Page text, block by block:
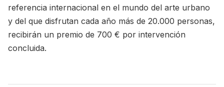
referencia internacional en el mundo del arte urbano
y del que disfrutan cada año más de 20.000 personas,
recibirán un premio de 700 € por intervención
concluida.